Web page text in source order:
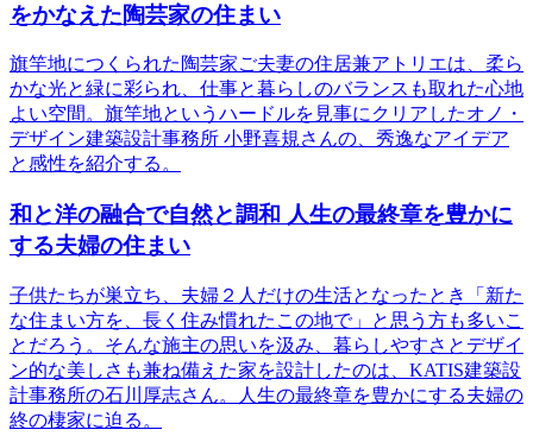
をかなえた陶芸家の住まい
旗竿地につくられた陶芸家ご夫妻の住居兼アトリエは、柔ら
かな光と緑に彩られ、仕事と暮らしのバランスも取れた心地
よい空間。旗竿地というハードルを見事にクリアしたオノ・
デザイン建築設計事務所 小野喜規さんの、秀逸なアイデア
と感性を紹介する。
和と洋の融合で自然と調和 人生の最終章を豊かに
する夫婦の住まい
子供たちが巣立ち、夫婦２人だけの生活となったとき「新た
な住まい方を、長く住み慣れたこの地で」と思う方も多いこ
とだろう。そんな施主の思いを汲み、暮らしやすさとデザイ
ン的な美しさも兼ね備えた家を設計したのは、KATIS建築設
計事務所の石川厚志さん。人生の最終章を豊かにする夫婦の
終の棲家に迫る。